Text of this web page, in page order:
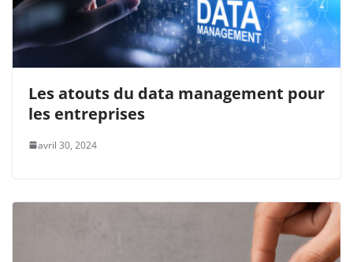
Les atouts du data management pour
les entreprises
avril 30, 2024